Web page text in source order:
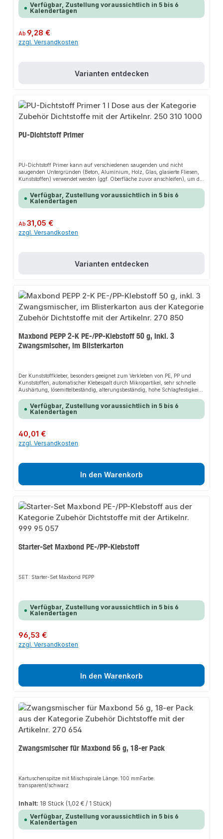
geschmeidige, schöne FugenoberflächeAnwendungsbereicheGlättemittel für
den Glas- und Fassadenbau bzw. für Verfugungen im Sanitärbereich
Verfügbar, Zustellung voraussichtlich in 5 bis 6
Kalendertagen
Regulärer Preis:
Ab 9,28 €
zzgl. Versandkosten
Varianten entdecken
PU-Dichtstoff Primer
PU-Dichtstoff Primer kann auf verschiedenen saugenden und nicht
saugenden Untergründen (Beton, Aluminium, Holz, Glas, glasierte Fliesen,
Kunststoffen) verwendet werden (ggf. Oberfläche zuvor anschleifen), um die
Materialien wie Holz oder Beton. Verringert bzw. verhindert Haftprobleme
auch unter strengsten Bedingungen. Kann auch als Untergrund zwischen
Dichtstoff und Farbe verwendet werden, um die Migration von
Verfügbar, Zustellung voraussichtlich in 5 bis 6
Kalendertagen
Regulärer Preis:
Ab31,05 €
zzgl. Versandkosten
Varianten entdecken
Maxbond PEPP 2-K PE-/PP-Klebstoff 50 g, inkl. 3
Zwangsmischer, im Blisterkarton
Der Kunststoffkleber, besonders geeignet zum Verkleben von PE, PP und
Kunststoffen, automatischer Klebespalt durch Mikropartikel, sehr schnelle
Aushärtung, lösemittelbeständig, alterungsbeständig, hohe Schlagfestigkeit
eine Vielzahl von Materialien.VerarbeitungsvorteileAuch für
warmverformbare Kunststoffe, gute Dosierbarkeit, punktgenaues Auftragen,
haftet ohne Primer auf einer Vielzahl von Untergründen, einfach zu
von Kunststoffen aller Art wie Polypropylen (PP) und Polyethylen (PE).
Verfügbar, Zustellung voraussichtlich in 5 bis 6
Kalendertagen
Regulärer Preis:
40,01 €
zzgl. Versandkosten
In den Warenkorb
Starter-Set Maxbond PE-/PP-Klebstoff
SET: Starter-Set Maxbond PEPP
Verfügbar, Zustellung voraussichtlich in 5 bis 6
Kalendertagen
Regulärer Preis:
96,53 €
zzgl. Versandkosten
In den Warenkorb
Zwangsmischer für Maxbond 56 g, 18-er Pack
Kartuschenspitze mit Mischspirale Länge: 100 mmFarbe:
transparent/schwarz
Inhalt: 18 Stück (1,02 € / 1 Stück)
Verfügbar, Zustellung voraussichtlich in 5 bis 6
Kalendertagen